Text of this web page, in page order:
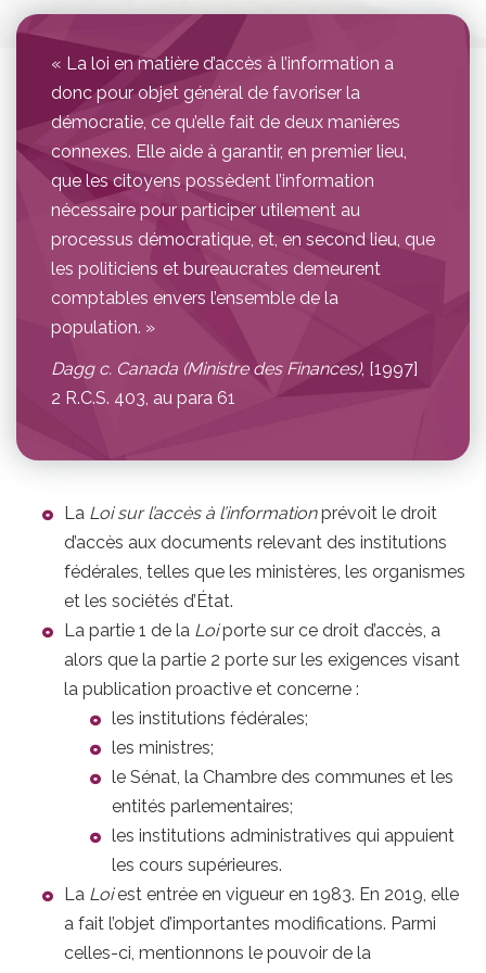
« La loi en matière d’accès à l’information a
donc pour objet général de favoriser la
démocratie, ce qu’elle fait de deux manières
connexes. Elle aide à garantir, en premier lieu,
que les citoyens possèdent l’information
nécessaire pour participer utilement au
processus démocratique, et, en second lieu, que
les politiciens et bureaucrates demeurent
comptables envers l’ensemble de la
population. »
Dagg c. Canada (Ministre des Finances), [1997]
2 R.C.S. 403, au para 61
La Loi sur l’accès à l’informationprévoit le droit
d’accès aux documents relevant des institutions
fédérales, telles que les ministères, les organismes
et les sociétés d’État.
La partie 1 de la Loiporte sur ce droit d’accès, a
alors que la partie 2 porte sur les exigences visant
la publication proactive et concerne :
les institutions fédérales;
les ministres;
le Sénat, la Chambre des communes et les
entités parlementaires;
les institutions administratives qui appuient
les cours supérieures.
La Loiest entrée en vigueur en 1983. En 2019, elle
a fait l’objet d’importantes modifications. Parmi
celles-ci, mentionnons le pouvoir de la